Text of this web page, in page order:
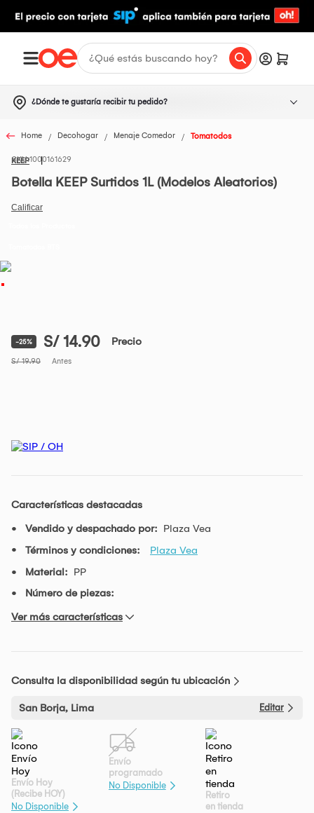
¿Dónde te gustaría recibir tu pedido?
Home Decohogar Menaje Comedor Tomatodos
KEEP1000161629
Botella KEEP Surtidos 1L (Modelos Aleatorios)
-25% S/ 14.90 Precio
S/ 19.90 Antes
Características destacadas
Vendido y despachado por: Plaza Vea
Términos y condiciones:
Plaza Vea
Material: PP
Número de piezas:
Ver más características
Consulta la disponibilidad según tu ubicación
San Borja, Lima Editar
Envío Hoy
(Recibe HOY)
No Disponible
Envío
programado
No Disponible
Retiro
en tienda